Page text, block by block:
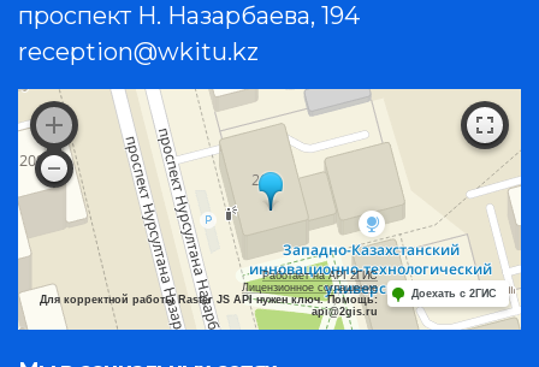
проспект Н. Назарбаева, 194
reception@wkitu.kz
Работает на API 2ГИС
Лицензионное соглашение
Для корректной работы Raster JS API нужен ключ. Помощь:
api@2gis.ru
Доехать с 2ГИС